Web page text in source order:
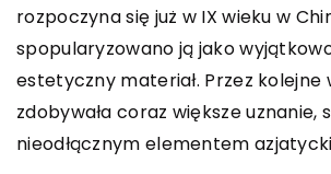
rozpoczyna się już w IX wieku w
spopularyzowano ją jako
estetyczny materiał. Przez
zdobywała coraz większe uznanie,
nieodłącznym elementem